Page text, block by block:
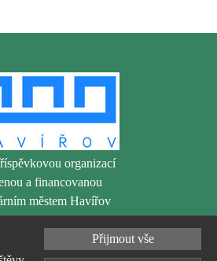
organizací
a financovanou
městem Havířov
Přijmout vše